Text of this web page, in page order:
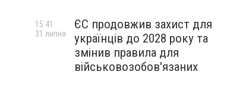
ЄС продовжив захист для
українців до 2028 року та
змінив правила для
військовозобов'язаних
15:41
31 липня